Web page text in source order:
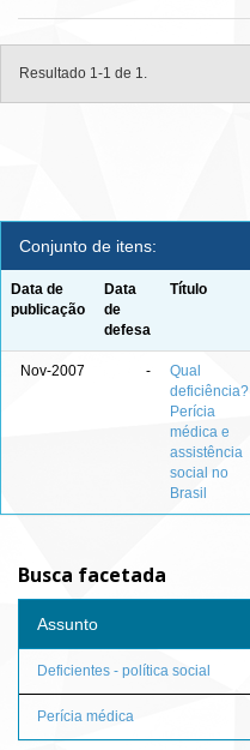
Resultado 1-1 de 1.
Conjunto de itens:
Data de
publicação
Data
de
defesa
Título
Nov-2007 -
Qual
deficiência?
Perícia
médica e
assistência
social no
Brasil
Busca facetada
Assunto
Deficientes - política social
Perícia médica